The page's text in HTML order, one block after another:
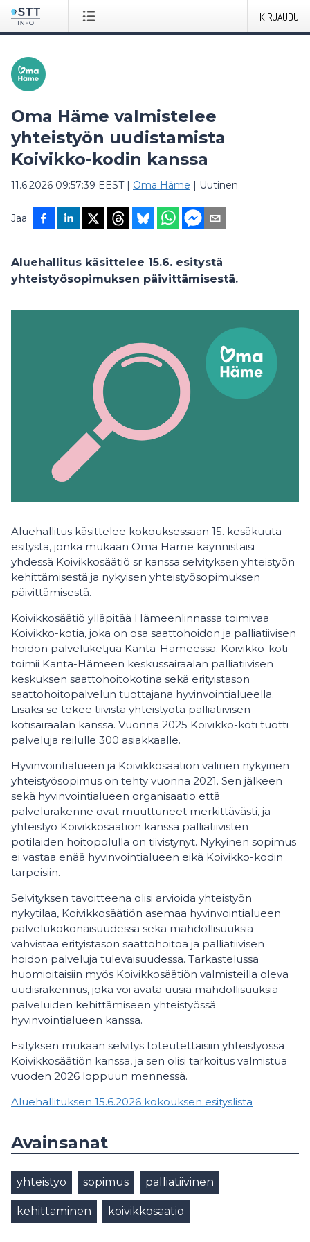
KIRJAUDU
Oma Häme valmistelee
yhteistyön uudistamista
Koivikko-kodin kanssa
11.6.2026 09:57:39 EEST| Oma Häme | Uutinen
Jaa
Aluehallitus käsittelee 15.6. esitystä
yhteistyösopimuksen päivittämisestä.
Aluehallitus käsittelee kokouksessaan 15. kesäkuuta
esitystä, jonka mukaan Oma Häme käynnistäisi
yhdessä Koivikkosäätiö sr kanssa selvityksen yhteistyön
kehittämisestä ja nykyisen yhteistyösopimuksen
päivittämisestä.
Koivikkosäätiö ylläpitää Hämeenlinnassa toimivaa
Koivikko-kotia, joka on osa saattohoidon ja palliatiivisen
hoidon palveluketjua Kanta-Hämeessä. Koivikko-koti
toimii Kanta-Hämeen keskussairaalan palliatiivisen
keskuksen saattohoitokotina sekä erityistason
saattohoitopalvelun tuottajana hyvinvointialueella.
Lisäksi se tekee tiivistä yhteistyötä palliatiivisen
kotisairaalan kanssa. Vuonna 2025 Koivikko-koti tuotti
palveluja reilulle 300 asiakkaalle.
Hyvinvointialueen ja Koivikkosäätiön välinen nykyinen
yhteistyösopimus on tehty vuonna 2021. Sen jälkeen
sekä hyvinvointialueen organisaatio että
palvelurakenne ovat muuttuneet merkittävästi, ja
yhteistyö Koivikkosäätiön kanssa palliatiivisten
potilaiden hoitopolulla on tiivistynyt. Nykyinen sopimus
ei vastaa enää hyvinvointialueen eikä Koivikko-kodin
tarpeisiin.
Selvityksen tavoitteena olisi arvioida yhteistyön
nykytilaa, Koivikkosäätiön asemaa hyvinvointialueen
palvelukokonaisuudessa sekä mahdollisuuksia
vahvistaa erityistason saattohoitoa ja palliatiivisen
hoidon palveluja tulevaisuudessa. Tarkastelussa
huomioitaisiin myös Koivikkosäätiön valmisteilla oleva
uudisrakennus, joka voi avata uusia mahdollisuuksia
palveluiden kehittämiseen yhteistyössä
hyvinvointialueen kanssa.
Esityksen mukaan selvitys toteutettaisiin yhteistyössä
Koivikkosäätiön kanssa, ja sen olisi tarkoitus valmistua
vuoden 2026 loppuun mennessä.
Aluehallituksen 15.6.2026 kokouksen esityslista
Avainsanat
yhteistyö sopimus palliatiivinen
kehittäminen koivikkosäätiö